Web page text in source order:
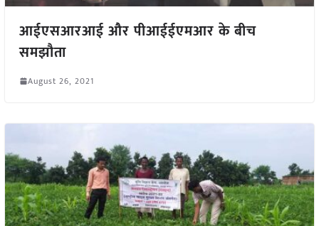
आईएसआरआई और पीआईईएमआर के बीच
समझौता
August 26, 2021